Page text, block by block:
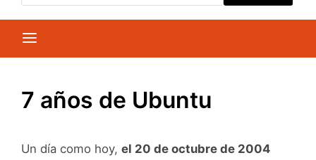
7 años de Ubuntu
Un día como hoy, el 20 de octubre de 2004